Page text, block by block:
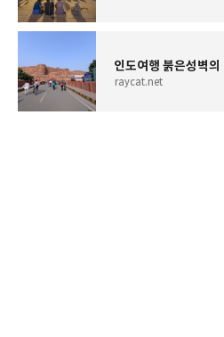
인도여행 붉은성벽
raycat.net